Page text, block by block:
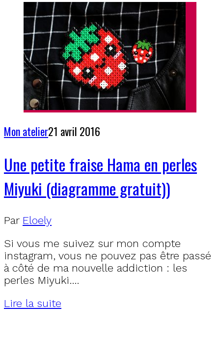
Mon atelier21 avril 2016
Une petite fraise Hama en perles
Miyuki (diagramme gratuit))
Par Eloely
Si vous me suivez sur mon compte
instagram, vous ne pouvez pas être passé
à côté de ma nouvelle addiction : les
perles Miyuki….
Lire la suite